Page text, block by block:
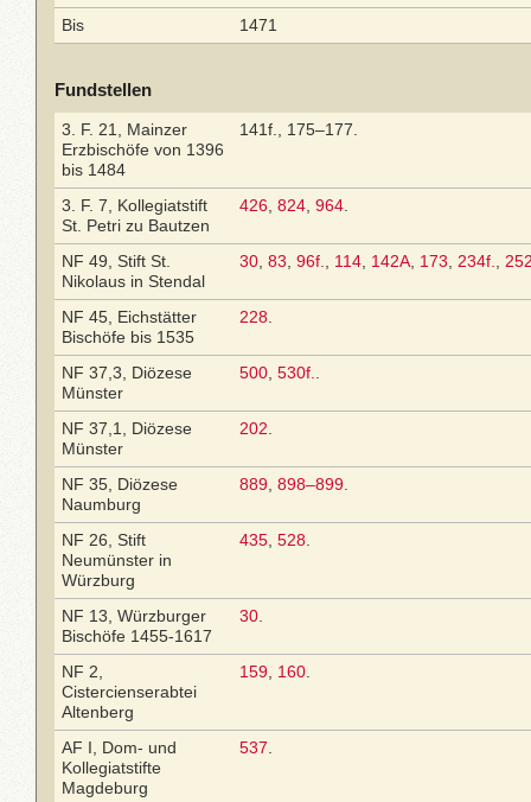
Bis
1471
Fundstellen
3. F. 21, Mainzer
Erzbischöfe von 1396
bis 1484
141f., 175–177.
3. F. 7, Kollegiatstift
St. Petri zu Bautzen
426 824 964
NF 49, Stift St.
Nikolaus in Stendal
30 83 96f. 114 142A 173 234f.
NF 45, Eichstätter
Bischöfe bis 1535
228
NF 37,3, Diözese
Münster
500 530f.
NF 37,1, Diözese
Münster
202
NF 35, Diözese
Naumburg
889 898–899
NF 26, Stift
Neumünster in
Würzburg
435 528
NF 13, Würzburger
Bischöfe 1455-1617
30
NF 2,
Cistercienserabtei
Altenberg
159 160
AF I, Dom- und
Kollegiatstifte
Magdeburg
537